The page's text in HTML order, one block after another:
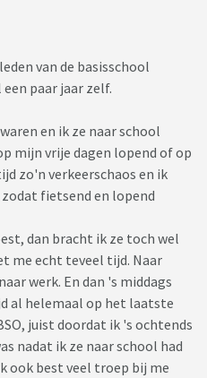
van de basisschool
paar jaar zelf.
en ik ze naar school
mijn vrije dagen lopend of op
zo'n verkeerschaos en ik
fietsend en lopend
dan bracht ik ze toch wel
me echt teveel tijd. Naar
werk. En dan 's middags
al helemaal op het laatste
juist doordat ik 's ochtends
nadat ik ze naar school had
ook best veel troep bij me